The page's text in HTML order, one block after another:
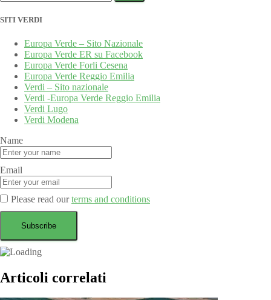
per:
SITI VERDI
Europa Verde – Sito Nazionale
Europa Verde ER su Facebook
Europa Verde Forli Cesena
Europa Verde Reggio Emilia
Verdi – Sito nazionale
Verdi -Europa Verde Reggio Emilia
Verdi Lugo
Verdi Modena
Name
Email
Please read ourterms and conditions
Articoli correlati